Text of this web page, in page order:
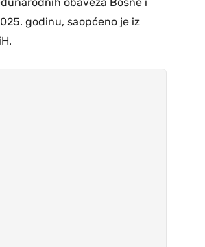
gоdinu, saopćeno je iz